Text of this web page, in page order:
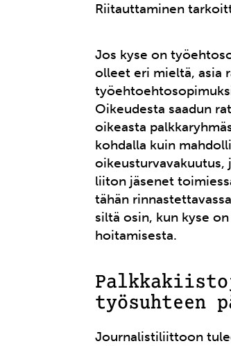
Riitauttaminen
Jos kyse on
olleet eri mieltä, asia
Oikeudesta saadun
oikeasta
kohdalla kuin
oikeusturvavakuutus,
liiton jäsenet
tähän
siltä osin, kun kyse
hoitamisesta.
työsuhteen
Journalistiliittoon